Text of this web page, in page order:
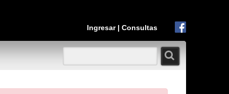
Ingresar| Consultas